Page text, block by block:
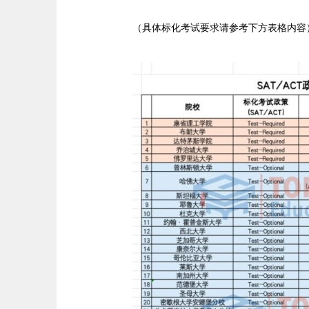
（具体标化考试要求请参考下方表格内容